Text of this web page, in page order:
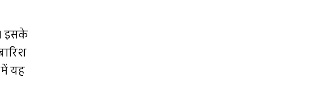
इसके
में यह